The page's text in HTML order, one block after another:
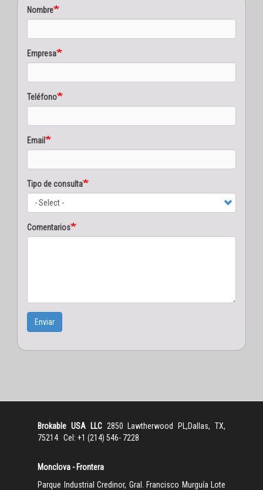
Nombre
Empresa
Teléfono
Email
Tipo de consulta
Comentarios
Enviar
Brokable USA LLC2850 Lawtherwood PL,Dallas, TX,
75214 Cel: +1 (214) 546- 7228
Monclova - Frontera
Parque Industrial Credinor, Gral. Francisco Murguía Lote